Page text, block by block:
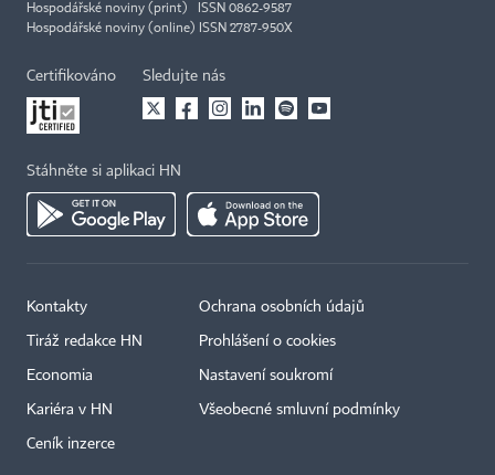
Hospodářské noviny (print) ISSN 0862-9587
Hospodářské noviny (online) ISSN 2787-950X
Certifikováno Sledujte nás
Stáhněte si aplikaci HN
Kontakty
Tiráž redakce HN
Economia
Kariéra v HN
Ceník inzerce
Ochrana osobních údajů
Prohlášení o cookies
Nastavení soukromí
Všeobecné smluvní podmínky